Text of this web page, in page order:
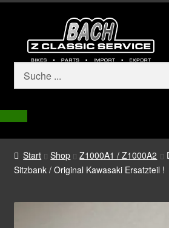
Start Shop Z1000A1 / Z1000A2
Sitzbank / Original Kawasaki Ersatzteil !